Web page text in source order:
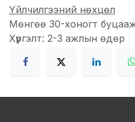
Үйлчилгээний нөхцөл
Мөнгөө 30-хоногт
Хүргэлт: 2-3 ажлын өдөр